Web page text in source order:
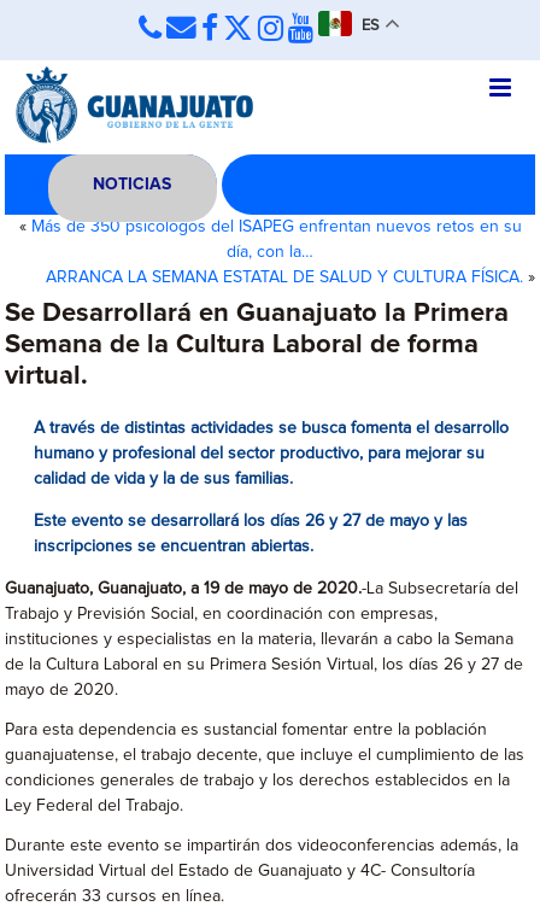
ES
NOTICIAS
« Más de 350 psicólogos del ISAPEG enfrentan nuevos retos en su
día, con la…
ARRANCA LA SEMANA ESTATAL DE SALUD Y CULTURA FÍSICA.»
Se Desarrollará en Guanajuato la Primera
Semana de la Cultura Laboral de forma
virtual.
A través de distintas actividades se busca fomenta el desarrollo
humano y profesional del sector productivo, para mejorar su
calidad de vida y la de sus familias.
Este evento se desarrollará los días 26 y 27 de mayo y las
inscripciones se encuentran abiertas.
Guanajuato, Guanajuato, a 19 de mayo de 2020.-La Subsecretaría del
Trabajo y Previsión Social, en coordinación con empresas,
instituciones y especialistas en la materia, llevarán a cabo la Semana
de la Cultura Laboral en su Primera Sesión Virtual, los días 26 y 27 de
mayo de 2020.
Para esta dependencia es sustancial fomentar entre la población
guanajuatense, el trabajo decente, que incluye el cumplimiento de las
condiciones generales de trabajo y los derechos establecidos en la
Ley Federal del Trabajo.
Durante este evento se impartirán dos videoconferencias además, la
Universidad Virtual del Estado de Guanajuato y 4C- Consultoría
ofrecerán 33 cursos en línea.